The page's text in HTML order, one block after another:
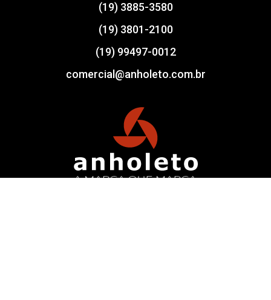
(19) 3885-3580
(19) 3801-2100
(19) 99497-0012
comercial@anholeto.com.br